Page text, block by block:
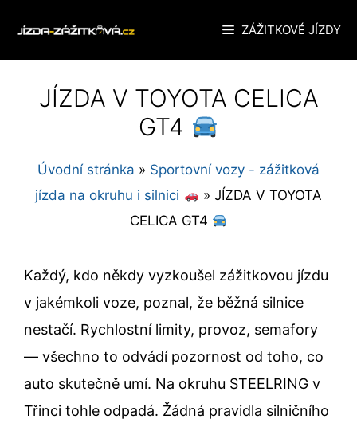
ZÁŽITKOVÉ JÍZDY
JÍZDA V TOYOTA CELICA
GT4
Úvodní stránka » Sportovní vozy - zážitková
jízda na okruhu i silnici
» JÍZDA V TOYOTA
CELICA GT4
Každý, kdo někdy vyzkoušel zážitkovou jízdu
v jakémkoli voze, poznal, že běžná silnice
nestačí. Rychlostní limity, provoz, semafory
— všechno to odvádí pozornost od toho, co
auto skutečně umí. Na okruhu STEELRING v
Třinci tohle odpadá. Žádná pravidla silničního